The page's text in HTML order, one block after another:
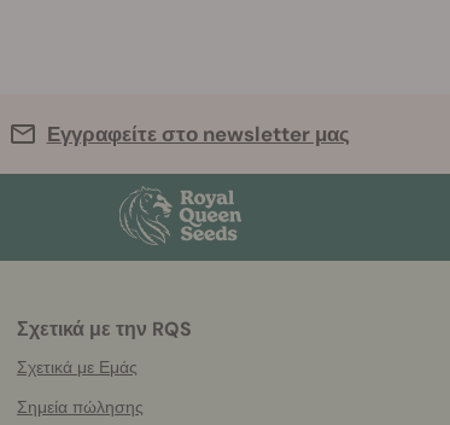
Εγγραφείτε στο newsletter μας
Σχετικά με την RQS
Σχετικά με Εμάς
Σημεία πώλησης